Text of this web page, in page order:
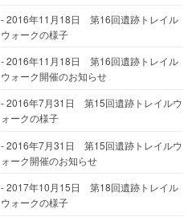
2016年11月18日 第16回遺跡トレイル
ウォークの様子
2016年11月18日 第16回遺跡トレイル
ウォーク開催のお知らせ
2016年7月31日 第15回遺跡トレイルウ
ォークの様子
2016年7月31日 第15回遺跡トレイルウ
ォーク開催のお知らせ
2017年10月15日 第18回遺跡トレイル
ウォークの様子